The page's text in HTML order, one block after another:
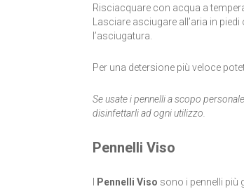
Risciacquare con acqua a
Lasciare asciugare all’aria in
l’asciugatura.
Per una detersione più veloce
Se usate i pennelli a scopo
disinfettarli ad ogni utilizzo.
Pennelli Viso
I Pennelli Viso sono i pennelli più